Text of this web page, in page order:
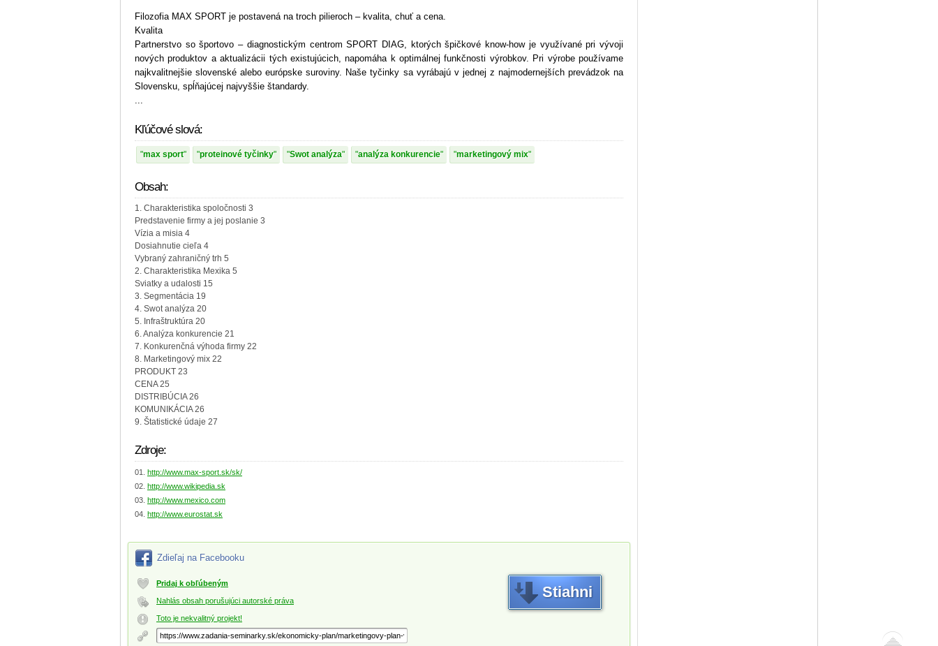
Filozofia MAX SPORT je postavená na troch pilieroch – kvalita, chuť a cena.
Kvalita
Partnerstvo so športovo – diagnostickým centrom SPORT DIAG, ktorých špičkové know-how je využívané pri vývoji
nových produktov a aktualizácii tých existujúcich, napomáha k optimálnej funkčnosti výrobkov. Pri výrobe používame
najkvalitnejšie slovenské alebo európske suroviny. Naše tyčinky sa vyrábajú v jednej z najmodernejších prevádzok na
Slovensku, spĺňajúcej najvyššie štandardy.
...
Kľúčové slová:
max sport proteinové tyčinky Swot analýza analýza konkurencie marketingový mix
Obsah:
1. Charakteristika spoločnosti 3
Predstavenie firmy a jej poslanie 3
Vízia a misia 4
Dosiahnutie cieľa 4
Vybraný zahraničný trh 5
2. Charakteristika Mexika 5
Sviatky a udalosti 15
3. Segmentácia 19
4. Swot analýza 20
5. Infraštruktúra 20
6. Analýza konkurencie 21
7. Konkurenčná výhoda firmy 22
8. Marketingový mix 22
PRODUKT 23
CENA 25
DISTRIBÚCIA 26
KOMUNIKÁCIA 26
9. Štatistické údaje 27
Zdroje:
http://www.max-sport.sk/sk/
http://www.wikipedia.sk
http://www.mexico.com
http://www.eurostat.sk
Zdieľaj na Facebooku
Pridaj k obľúbeným
Nahlás obsah porušujúci autorské práva
Toto je nekvalitný projekt!
Stiahni